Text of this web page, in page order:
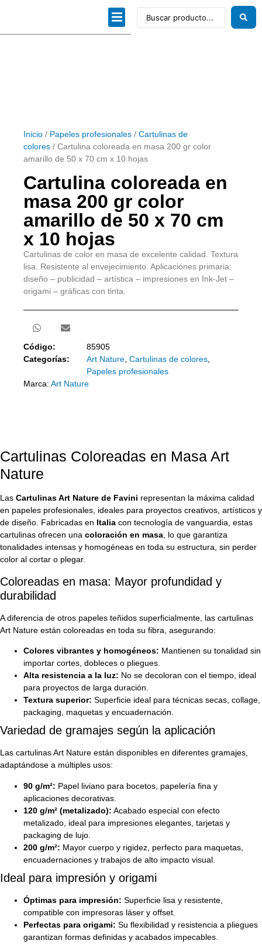
Inicio / Papeles profesionales / Cartulinas de
colores / Cartulina coloreada en masa 200 gr color
amarillo de 50 x 70 cm x 10 hojas
Cartulina coloreada en
masa 200 gr color
amarillo de 50 x 70 cm
x 10 hojas
Cartulinas de color en masa de excelente calidad. Textura
lisa. Resistente al envejecimiento. Aplicaciónes primaria:
diseño – publicidad – artística – impresiones en Ink-Jet –
origami – gráficas con tinta.
Código:
85905
Categorías:
Art Nature, Cartulinas de colores,
Papeles profesionales
Marca: Art Nature
Cartulinas Coloreadas en Masa Art
Nature
Las Cartulinas Art Nature de Favini representan la máxima calidad
en papeles profesionales, ideales para proyectos creativos, artísticos y
de diseño. Fabricadas en Italia con tecnología de vanguardia, estas
cartulinas ofrecen una coloración en masa, lo que garantiza
tonalidades intensas y homogéneas en toda su estructura, sin perder
color al cortar o plegar.
Coloreadas en masa: Mayor profundidad y
durabilidad
A diferencia de otros papeles teñidos superficialmente, las cartulinas
Art Nature están coloreadas en toda su fibra, asegurando:
Colores vibrantes y homogéneos: Mantienen su tonalidad sin
importar cortes, dobleces o pliegues.
Alta resistencia a la luz: No se decoloran con el tiempo, ideal
para proyectos de larga duración.
Textura superior: Superficie ideal para técnicas secas, collage,
packaging, maquetas y encuadernación.
Variedad de gramajes según la aplicación
Las cartulinas Art Nature están disponibles en diferentes gramajes,
adaptándose a múltiples usos:
90 g/m²: Papel liviano para bocetos, papelería fina y
aplicaciones decorativas.
120 g/m² (metalizado): Acabado especial con efecto
metalizado, ideal para impresiones elegantes, tarjetas y
packaging de lujo.
200 g/m²: Mayor cuerpo y rigidez, perfecto para maquetas,
encuadernaciones y trabajos de alto impacto visual.
Ideal para impresión y origami
Óptimas para impresión: Superficie lisa y resistente,
compatible con impresoras láser y offset.
Perfectas para origami: Su flexibilidad y resistencia a pliegues
garantizan formas definidas y acabados impecables.